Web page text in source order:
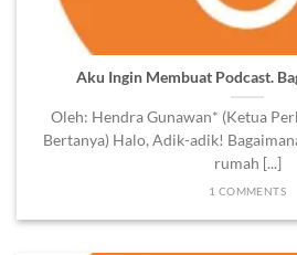
Aku Ingin Membuat Podcast.
Oleh: Hendra Gunawan* (Ketua
Bertanya) Halo, Adik-adik!
rumah [...]
1 COMMENTS